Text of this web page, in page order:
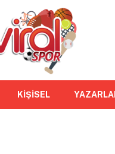
KİŞİSEL